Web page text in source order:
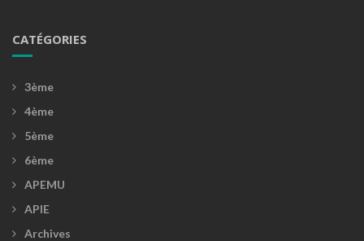
CATÉGORIES
3ème
4ème
5ème
6ème
APEMU
APIE
Archives